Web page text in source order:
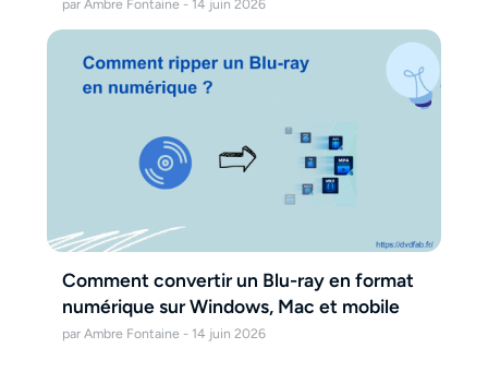
par Ambre Fontaine - 14 juin 2026
Comment convertir un Blu-ray en format
numérique sur Windows, Mac et mobile
par Ambre Fontaine - 14 juin 2026